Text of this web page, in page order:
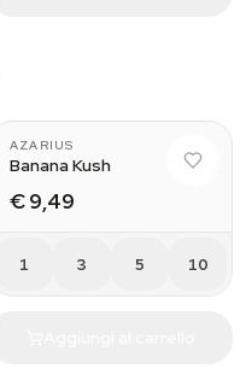
AZARIUS
Banana Kush
€ 9,49
1 3 5 10